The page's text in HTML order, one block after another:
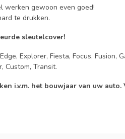
werken gewoon even goed!
te drukken.
sleutelcover!
Explorer, Fiesta, Focus, Fusion,
Custom, Transit.
i.v.m. het bouwjaar van uw